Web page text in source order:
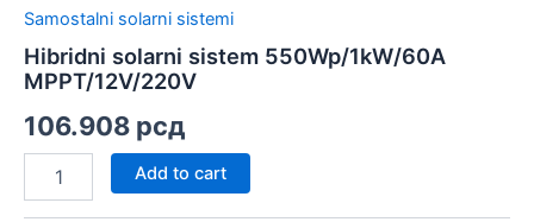
Samostalni solarni sistemi
Hibridni solarni sistem 550Wp/1kW/60A
MPPT/12V/220V
106.908 рсд
MPPT/12V/220V
Add to cart